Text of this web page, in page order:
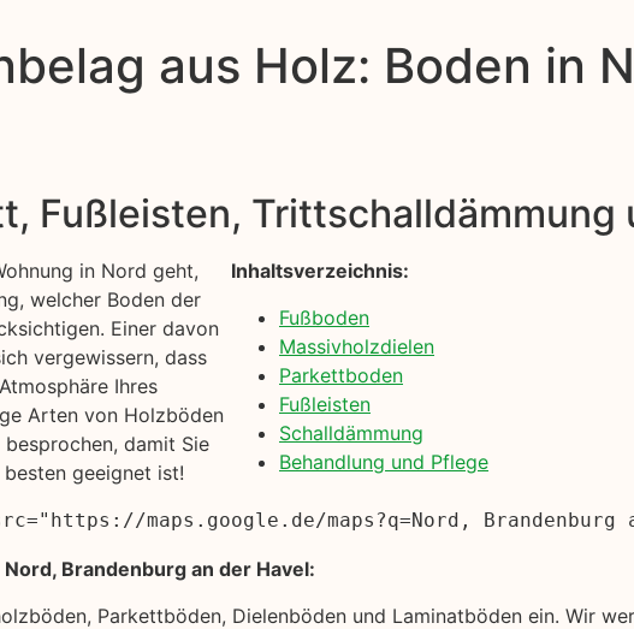
aus Holz: Boden in
Fußleisten, Trittschalldämmung
in Nord geht,
welcher Boden der
Einer davon
vergewissern, dass
Ihres
Arten von Holzböden
damit Sie
geeignet ist!
Inhaltsverzeichnis:
Fußboden
Massivholzdielen
Parkettboden
Fußleisten
Schalldämmung
Behandlung und Pflege
maps.google.de/maps?q=Nord,
Brandenburg an der Havel:
Parkettböden, Dielenböden und Laminatböden ein. Wir